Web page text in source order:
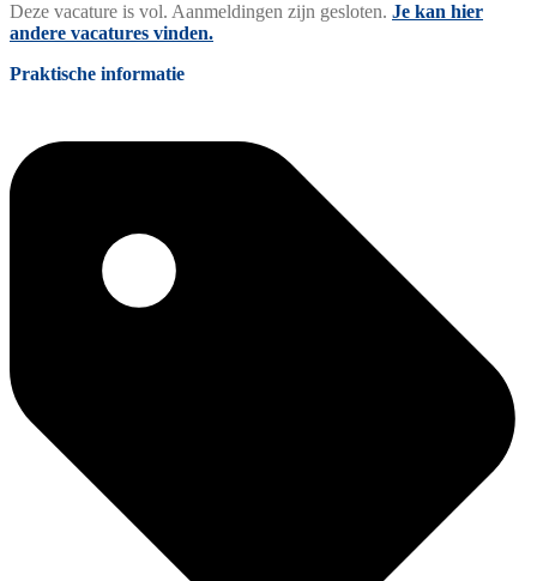
Deze vacature is vol. Aanmeldingen zijn gesloten. Je kan hier
andere vacatures vinden.
Praktische informatie